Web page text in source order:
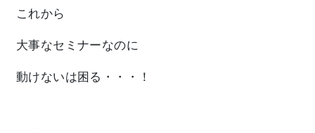
これから
大事なセミナーなのに
動けないは困る ・・・！